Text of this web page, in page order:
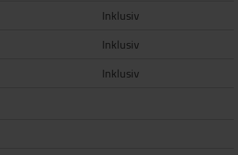
Inklusiv
Inklusiv
Inklusiv